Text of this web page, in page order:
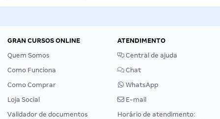
GRAN CURSOS ONLINE
Quem Somos
Como Funciona
Como Comprar
Loja Social
Validador de documentos
ATENDIMENTO
Central de ajuda
Chat
WhatsApp
E-mail
Horário de atendimento: